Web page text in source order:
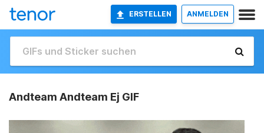
ERSTELLEN ANMELDEN
Andteam Andteam Ej GIF